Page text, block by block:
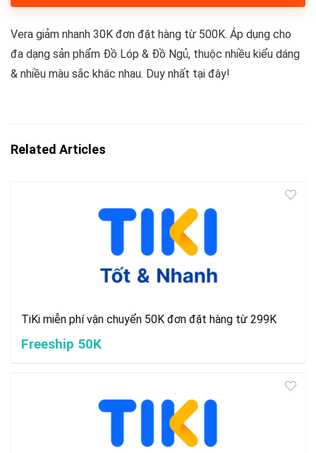
Vera giảm nhanh 30K đơn đặt hàng từ 500K. Áp dụng cho
đa dạng sản phẩm Đồ Lóp & Đồ Ngủ, thuộc nhiều kiểu dáng
& nhiều màu sắc khác nhau. Duy nhất tại đây!
Related Articles
TiKi miễn phí vận chuyển 50K đơn đặt hàng từ 299K
Freeship 50K